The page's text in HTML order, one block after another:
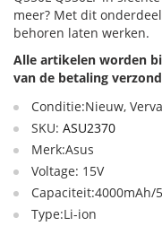
meer? Met dit
behoren laten werken.
Alle artikelen worden
van de betaling
Conditie:Nieuw,
SKU: ASU2370
Merk:Asus
Voltage: 15V
Capaciteit:4000mAh/
Type:Li-ion